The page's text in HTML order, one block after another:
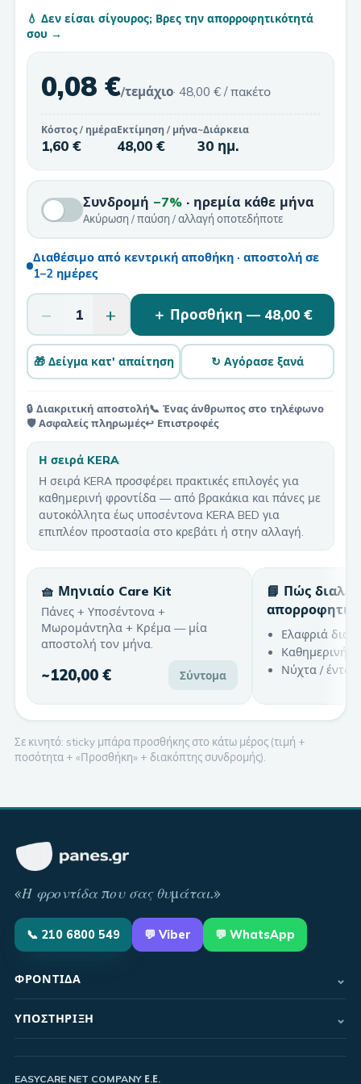
💧 Δεν είσαι σίγουρος; Βρες την απορροφητικότητά
σου →
0,08 €/τεμάχιο· 48,00 € / πακέτο
Κόστος / ημέρα
1,60 €
Εκτίμηση / μήνα
48,00 €
~Διάρκεια
30 ημ.
Συνδρομή −7%· ηρεμία κάθε μήνα
Ακύρωση / παύση / αλλαγή οποτεδήποτε
Διαθέσιμο από κεντρική αποθήκη · αποστολή σε
1–2 ημέρες
− 1 + ＋ Προσθήκη — 48,00 €
🎁 Δείγμα κατ' απαίτηση ↻ Αγόρασε ξανά
🔒 Διακριτική αποστολή📞 Ένας άνθρωπος στο τηλέφωνο
🛡️ Ασφαλείς πληρωμές↩️ Επιστροφές
Η σειρά KERA
Η σειρά KERA προσφέρει πρακτικές επιλογές για
καθημερινή φροντίδα — από βρακάκια και πάνες με
αυτοκόλλητα έως υποσέντονα KERA BED για
επιπλέον προστασία στο κρεβάτι ή στην αλλαγή.
🧺 Μηνιαίο Care Kit
Πάνες + Υποσέντονα +
Μωρομάντηλα + Κρέμα — μία
αποστολή τον μήνα.
~120,00 € Σύντομα
📘 Πώς
Ελαφριά
Καθημερινή
Νύχτα /
Σε κινητό: sticky μπάρα προσθήκης στο κάτω μέρος (τιμή +
ποσότητα + «Προσθήκη» + διακόπτης συνδρομής).
«Η φροντίδα που σας θυμάται.»
📞 210 6800 549 💬 Viber 💬 WhatsApp
ΦΡΟΝΤΊΔΑ ⌄
ΥΠΟΣΤΉΡΙΞΗ ⌄
EASYCARE NET COMPANY Ε.Ε.